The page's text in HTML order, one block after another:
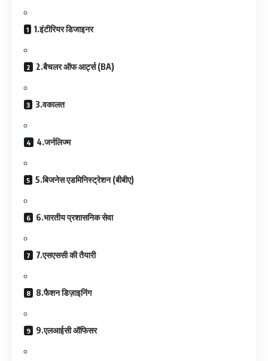
1.इंटीरियर डिजाइनर
2.बैचलर ऑफ आर्ट्स (BA)
3.वकालत
4.जर्नलिज्म
5.बिजनेस एडमिनिस्ट्रेशन (बीबीए)
6.भारतीय प्रशासनिक सेवा
7.एसएससी की तैयारी
8.फैशन डिज़ाइनिंग
9.एलआईसी ऑफिसर